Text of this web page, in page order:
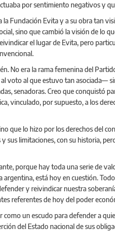
por sentimiento negativos y
Fundación Evita y a su obra tan
sino que cambió la visión de lo
el lugar de Evita, pero
No era la rama femenina del
voto al que estuvo tan asociada—
senadoras. Creo que conquistó
vinculado, por supuesto, a los
que lo hizo por los derechos del
sus limitaciones, con su historia,
porque hay toda una serie de
está hoy en cuestión.
y reivindicar nuestra
referentes de hoy del poder
un escudo para defender a
del Estado nacional de sus